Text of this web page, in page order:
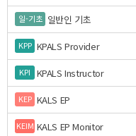
일-기초 일반인 기초
KPP KPALS Provider
KPI KPALS Instructor
KEP KALS EP
KEIM KALS EP Monitor